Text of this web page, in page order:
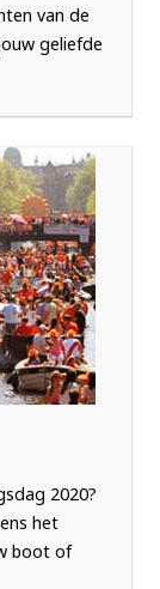
van de
geliefde
2020?
het
boot of